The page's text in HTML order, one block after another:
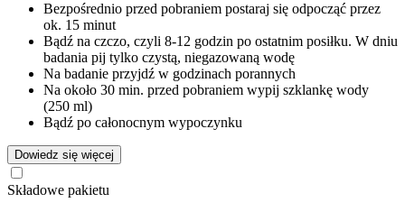
Bezpośrednio przed pobraniem postaraj się odpocząć przez
ok. 15 minut
Bądź na czczo, czyli 8-12 godzin po ostatnim posiłku. W dniu
badania pij tylko czystą, niegazowaną wodę
Na badanie przyjdź w godzinach porannych
Na około 30 min. przed pobraniem wypij szklankę wody
(250 ml)
Bądź po całonocnym wypoczynku
Dowiedz się więcej
Składowe pakietu